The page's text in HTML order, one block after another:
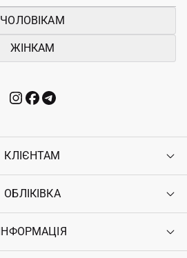
ЧОЛОВІКАМ
ЖІНКАМ
КЛІЄНТАМ
Контакти
Повернення
Гарантія
ОБЛІКІВКА
Увійти
ІНФОРМАЦІЯ